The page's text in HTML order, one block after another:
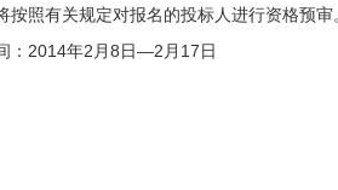
按照有关规定对报名的投标人进行资格预审
：2014年2月8日—2月17日
标办